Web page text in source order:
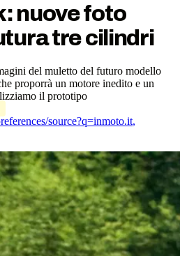
nuove foto
tre cilindri
del muletto del futuro modello
proporrà un motore inedito e un
il prototipo
source?q=inmoto.it,